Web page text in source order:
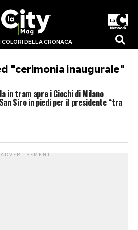
DELLA CRONACA
"cerimonia inaugurale"
in tram apre i Giochi di Milano
Siro in piedi per il presidente “tra
ADVERTISEMENT